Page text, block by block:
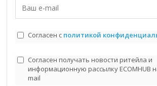
Согласен с политикой
Согласен получать новости ритейла и
информационную рассылку ECOMHUB
mail